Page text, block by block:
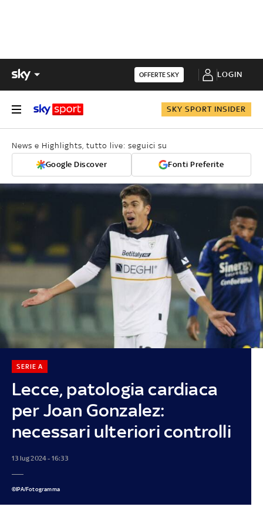
OFFERTE SKY LOGIN
SKY SPORT INSIDER
News e Highlights, tutto live: seguici su
Google Discover Fonti Preferite
Lecce, patologia cardiaca
per Joan Gonzalez:
necessari ulteriori controlli
SERIE A
13 lug 2024 - 16:33
©IPA/Fotogramma